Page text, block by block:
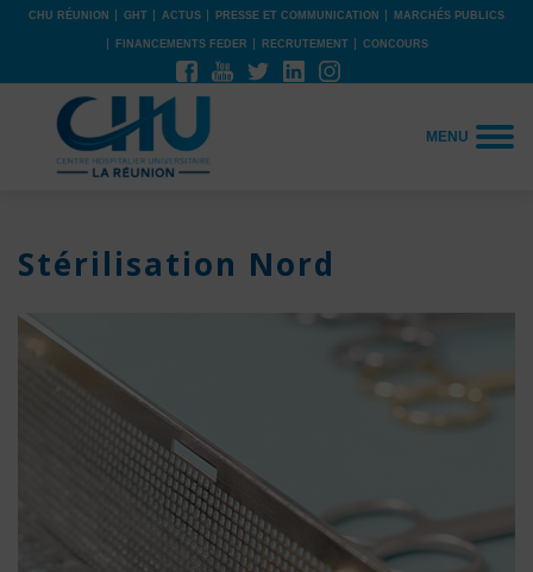
CHU RÉUNION GHT ACTUS PRESSE ET COMMUNICATION MARCHÉS PUBLICS
FINANCEMENTS FEDER RECRUTEMENT CONCOURS
MENU
Stérilisation Nord